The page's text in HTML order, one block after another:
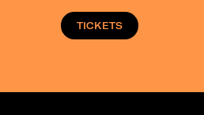
TICKETS